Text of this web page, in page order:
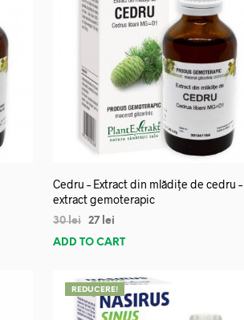
Cedru – Extract din mlădițe de cedru –
extract gemoterapic
30lei 27 lei
ADD TO CART
REDUCERE!